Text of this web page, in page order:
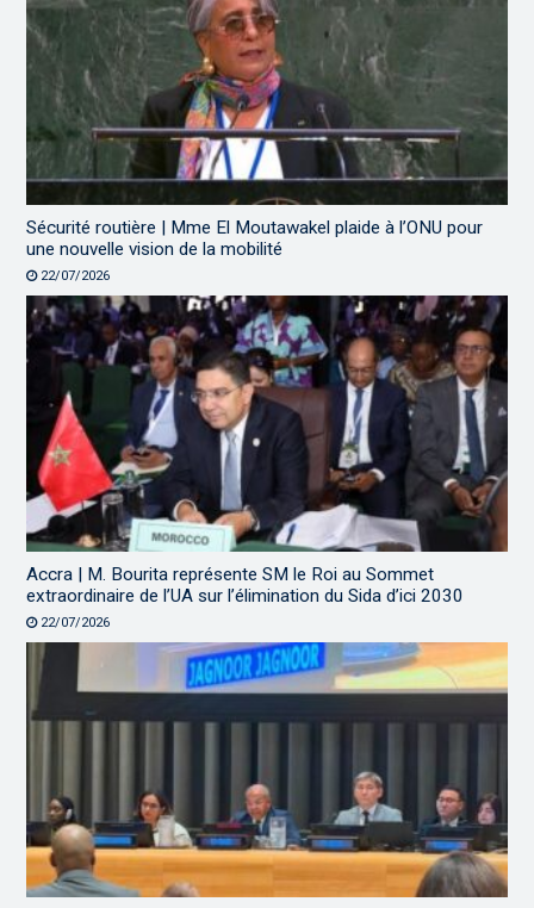
Sécurité routière | Mme El Moutawakel plaide à l’ONU pour
une nouvelle vision de la mobilité
22/07/2026
Accra | M. Bourita représente SM le Roi au Sommet
extraordinaire de l’UA sur l’élimination du Sida d’ici 2030
22/07/2026